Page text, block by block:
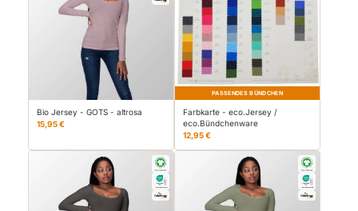
Bio Jersey - GOTS - altrosa
15,95 €
PASSENDES BÜNDCHEN
Farbkarte - eco.Jersey /
eco.Bündchenware
12,95 €